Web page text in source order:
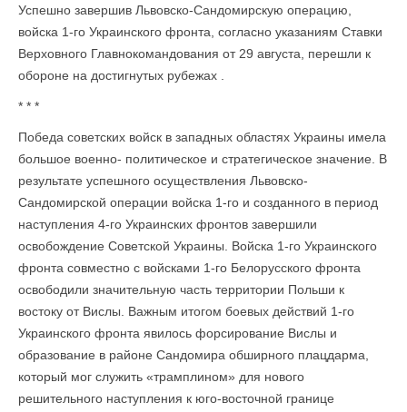
Успешно завершив Львовско-Сандомирскую операцию,
войска 1-го Украинского фронта, согласно указаниям Ставки
Верховного Главнокомандования от 29 августа, перешли к
обороне на достигнутых рубежах .
* * *
Победа советских войск в западных областях Украины имела
большое военно- политическое и стратегическое значение. В
результате успешного осуществления Львовско-
Сандомирской операции войска 1-го и созданного в период
наступления 4-го Украинских фронтов завершили
освобождение Советской Украины. Войска 1-го Украинского
фронта совместно с войсками 1-го Белорусского фронта
освободили значительную часть территории Польши к
востоку от Вислы. Важным итогом боевых действий 1-го
Украинского фронта явилось форсирование Вислы и
образование в районе Сандомира обширного плацдарма,
который мог служить «трамплином» для нового
решительного наступления к юго-восточной границе